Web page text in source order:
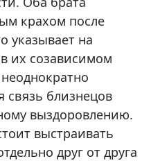
крахом после
указывает на
их созависимом
связь близнецов
выздоровлению.
выстраивать
друг от друга